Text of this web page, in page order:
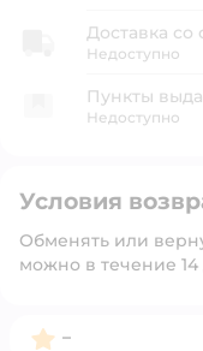
Доставка со
Недоступно
Пункты
Недоступно
Условия
Обменять или
можно в течение
Рейтинг:
–